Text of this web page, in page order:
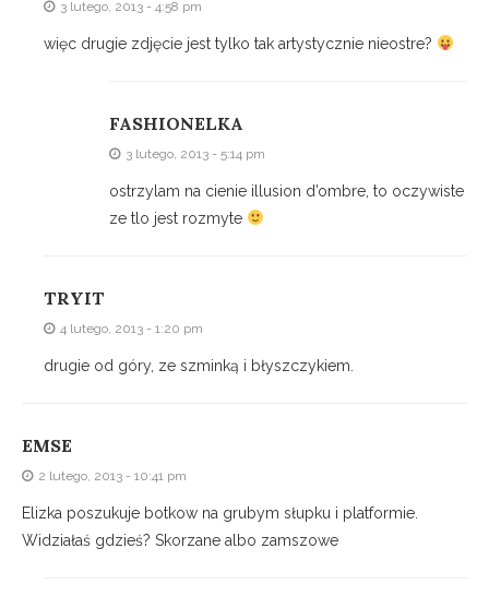
3 lutego, 2013 - 4:58 pm
więc drugie zdjęcie jest tylko tak artystycznie nieostre?
FASHIONELKA
3 lutego, 2013 - 5:14 pm
ostrzylam na cienie illusion d’ombre, to oczywiste
ze tlo jest rozmyte
TRYIT
4 lutego, 2013 - 1:20 pm
drugie od góry, ze szminką i błyszczykiem.
EMSE
2 lutego, 2013 - 10:41 pm
Elizka poszukuje botkow na grubym słupku i platformie.
Widziałaś gdzieś? Skorzane albo zamszowe